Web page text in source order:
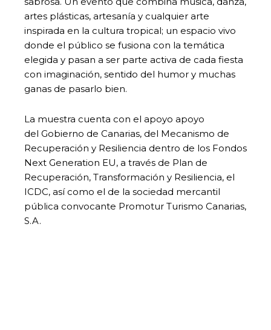
artes plásticas, artesanía y cualquier arte
inspirada en la cultura tropical; un espacio vivo
donde el público se fusiona con la temática
elegida y pasan a ser parte activa de cada fiesta
con imaginación, sentido del humor y muchas
ganas de pasarlo bien.
La muestra cuenta con el apoyo apoyo
del Gobierno de Canarias, del Mecanismo de
Recuperación y Resiliencia dentro de los Fondos
Next Generation EU, a través de Plan de
Recuperación, Transformación y Resiliencia, el
ICDC, así como el de la sociedad mercantil
pública convocante Promotur Turismo Canarias,
S.A.